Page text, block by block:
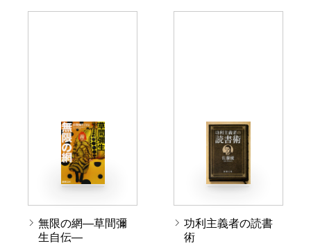
無限の網―草間彌
生自伝―
功利主義者の読書
術